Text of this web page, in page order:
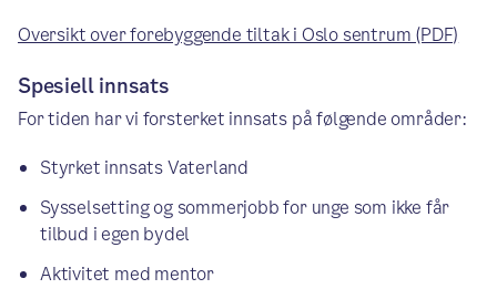
Oversikt over forebyggende tiltak i Oslo sentrum (PDF)
Spesiell innsats
For tiden har vi forsterket innsats på følgende områder:
Styrket innsats Vaterland
Sysselsetting og sommerjobb for unge som ikke får
tilbud i egen bydel
Aktivitet med mentor